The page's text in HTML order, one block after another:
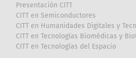
Presentación CITT
CITT en Semiconductores
CITT en Humanidades Digitales y
CITT en Tecnologías Biomédicas y
CITT en Tecnologías del Espacio